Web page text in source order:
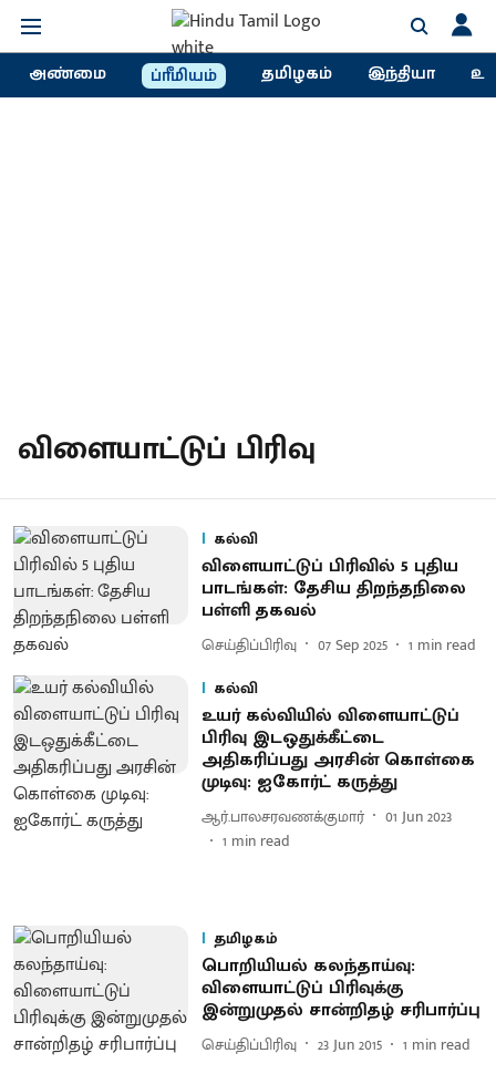
அண்மை ப்ரீமியம் தமிழகம் இந்தியா
விளையாட்டுப் பிரிவு
கல்வி
விளையாட்டுப் பிரிவில் 5 புதிய
பாடங்கள்: தேசிய திறந்தநிலை
பள்ளி தகவல்
செய்திப்பிரிவு 07 Sep 2025 1 min read
கல்வி
உயர் கல்வியில் விளையாட்டுப்
பிரிவு இடஒதுக்கீட்டை
அதிகரிப்பது அரசின் கொள்கை
முடிவு: ஐகோர்ட் கருத்து
ஆர்.பாலசரவணக்குமார்
01 Jun 2023
1 min read
தமிழகம்
பொறியியல் கலந்தாய்வு :
விளையாட்டுப் பிரிவுக்கு
இன்றுமுதல் சான்றிதழ் சரிபார்ப்பு
செய்திப்பிரிவு 23 Jun 2015 1 min read